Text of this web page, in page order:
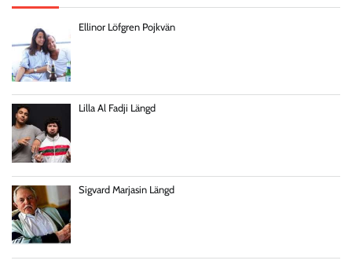
Ellinor Löfgren Pojkvän
Lilla Al Fadji Längd
Sigvard Marjasin Längd